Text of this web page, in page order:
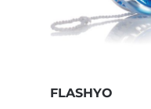
FLASHYO